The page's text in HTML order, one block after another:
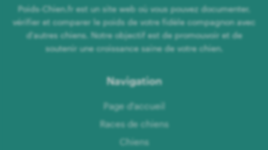
Poids-Chien.fr est un site web où vous pouvez documenter,
vérifier et comparer le poids de votre fidèle compagnon avec
d'autres chiens. Notre objectif est de promouvoir et de
soutenir une croissance saine de votre chien.
Navigation
Page d'accueil
Races de chiens
Chiens